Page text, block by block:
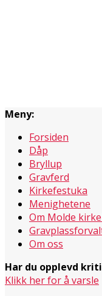
Meny:
Forsiden
Dåp
Bryllup
Gravferd
Kirkefestuka
Menighetene
Om Molde
Om oss
Har du opplevd
Klikk her for å varsle